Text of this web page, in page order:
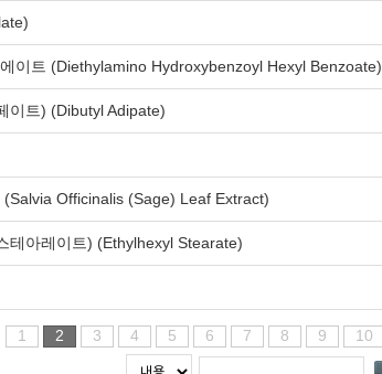
이트 (Diethylamino Hydroxybenzoyl Hexyl Benzoate)
이트) (Dibutyl Adipate)
Officinalis (Sage) Leaf Extract)
테아레이트) (Ethylhexyl Stearate)
1 2 3 4 5 6 7 8 9 10